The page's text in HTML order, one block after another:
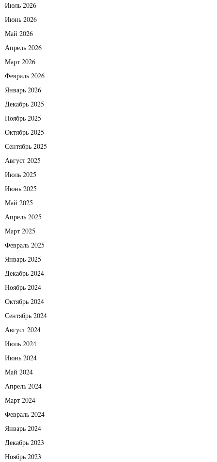
Июль 2026
Июнь 2026
Май 2026
Апрель 2026
Март 2026
Февраль 2026
Январь 2026
Декабрь 2025
Ноябрь 2025
Октябрь 2025
Сентябрь 2025
Август 2025
Июль 2025
Июнь 2025
Май 2025
Апрель 2025
Март 2025
Февраль 2025
Январь 2025
Декабрь 2024
Ноябрь 2024
Октябрь 2024
Сентябрь 2024
Август 2024
Июль 2024
Июнь 2024
Май 2024
Апрель 2024
Март 2024
Февраль 2024
Январь 2024
Декабрь 2023
Ноябрь 2023